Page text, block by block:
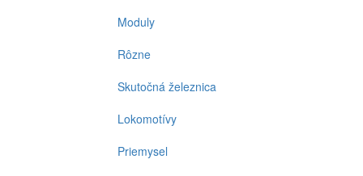
Moduly
Rôzne
Skutočná železnica
Lokomotívy
Priemysel